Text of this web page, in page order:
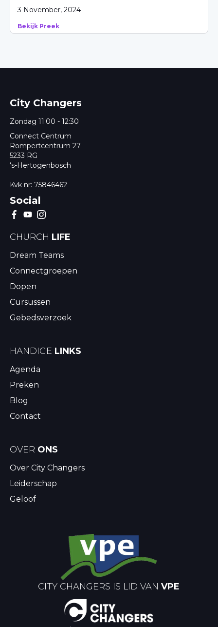
3 November, 2024
Bekijk Preek
City Changers
Zondag 11:00 - 12:30
Connect Centrum
Rompertcentrum 27
5233 RG
‘s-Hertogenbosch
Kvk nr: 75846462
Social
CHURCH LIFE
Dream Teams
Connectgroepen
Dopen
Cursussen
Gebedsverzoek
HANDIGE LINKS
Agenda
Preken
Blog
Contact
OVER ONS
Over City Changers
Leiderschap
Geloof
CITY CHANGERS IS LID VANVPE